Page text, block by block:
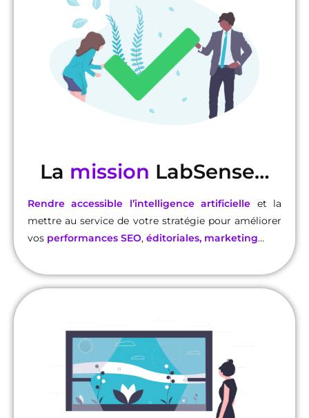
La mission LabSense…
Rendre accessible l’intelligence artificielle et la
mettre au service de votre stratégie pour améliorer
vos performances SEO, éditoriales, marketing…